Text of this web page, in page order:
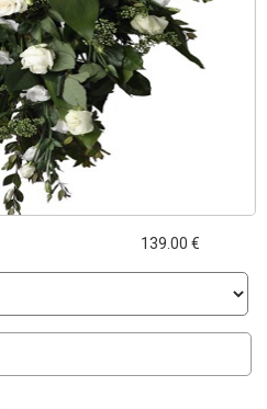
139.00 €